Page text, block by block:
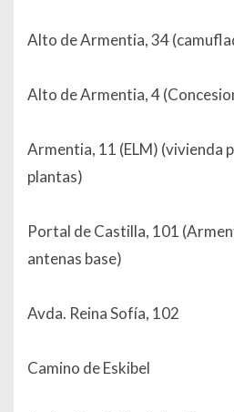
Alto de Armentia, 34
Alto de Armentia, 4
Armentia, 11 (ELM) (vivienda
plantas)
Portal de Castilla, 101
antenas base)
Avda. Reina Sofía, 102
Camino de Eskibel